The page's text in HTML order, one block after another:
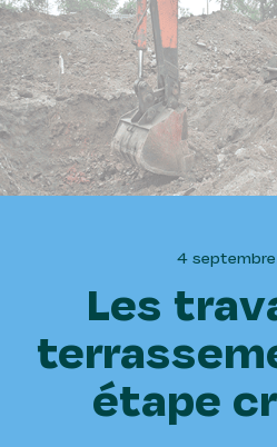
4
Les
étape